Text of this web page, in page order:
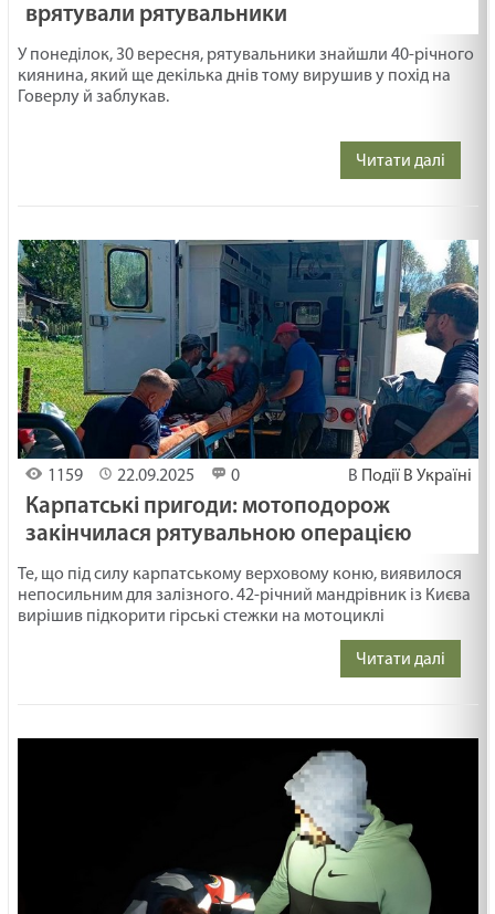
врятували рятувальники
У понеділок, 30 вересня, рятувальники знайшли 40-річного
киянина, який ще декілька днів тому вирушив у похід на
Говерлу й заблукав.
Читати далі
1159 22.09.2025 0 В Події В Україні
Карпатські пригоди: мотоподорож
закінчилася рятувальною операцією
Те, що під силу карпатському верховому коню, виявилося
непосильним для залізного. 42-річний мандрівник із Києва
вирішив підкорити гірські стежки на мотоциклі
Читати далі